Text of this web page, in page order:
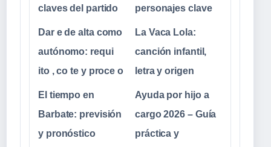
claves del partido
personajes clave
Dar e de alta como
autónomo: requi
ito , co te y proce o
La Vaca Lola:
canción infantil,
letra y origen
El tiempo en
Barbate: previsión
y pronóstico
Ayuda por hijo a
cargo 2026 – Guía
práctica y